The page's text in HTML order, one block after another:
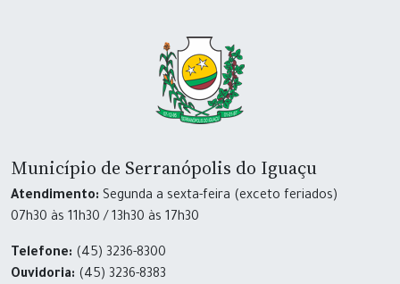
Município de Serranópolis do Iguaçu
Atendimento: Segunda a sexta-feira (exceto feriados)
07h30 às 11h30 / 13h30 às 17h30
Telefone: (45) 3236-8300
Ouvidoria: (45) 3236-8383